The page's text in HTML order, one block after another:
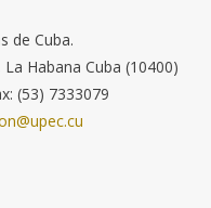
de Cuba.
Habana Cuba (10400)
(53) 7333079